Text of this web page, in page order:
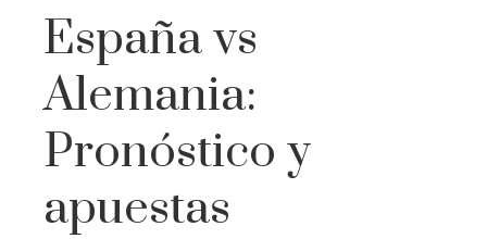
España vs
Alemania:
Pronóstico y
apuestas